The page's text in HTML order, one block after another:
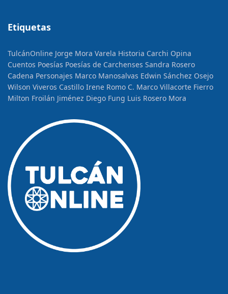
Etiquetas
TulcánOnline Jorge Mora Varela Historia Carchi Opina
Cuentos Poesías Poesías de Carchenses Sandra Rosero
Cadena Personajes Marco Manosalvas Edwin Sánchez Osejo
Wilson Viveros Castillo Irene Romo C. Marco Villacorte Fierro
Milton Froilán Jiménez Diego Fung Luis Rosero Mora